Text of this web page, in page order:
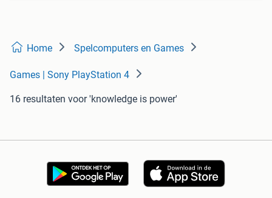
Home Spelcomputers en Games
Games | Sony PlayStation 4
16 resultaten voor 'knowledge is power'